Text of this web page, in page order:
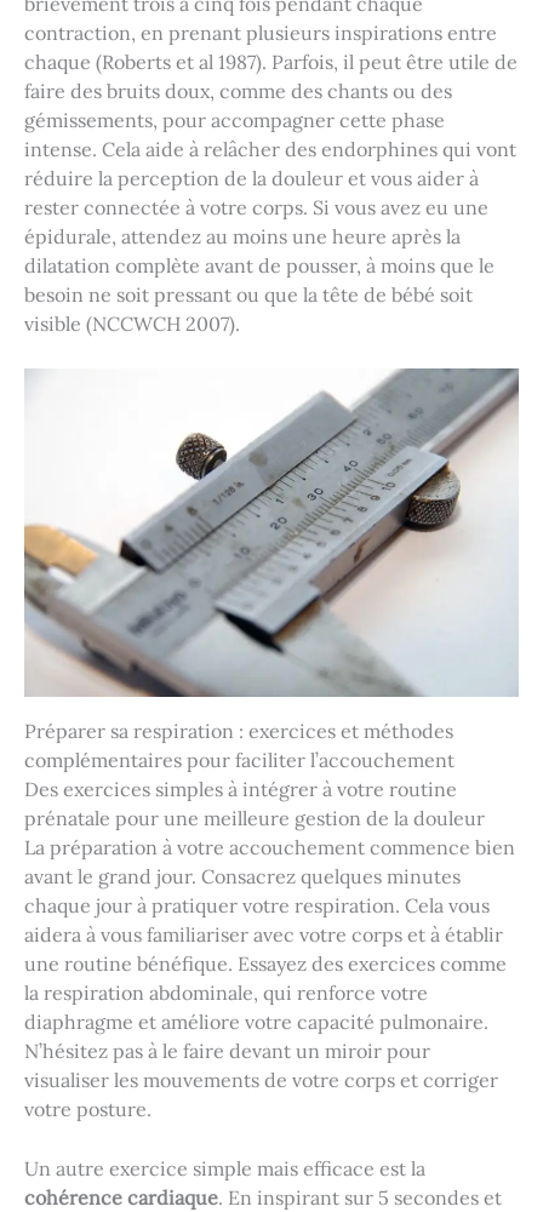
contraction, en prenant plusieurs inspirations entre
chaque (Roberts et al 1987). Parfois, il peut être utile de
faire des bruits doux, comme des chants ou des
gémissements, pour accompagner cette phase
intense. Cela aide à relâcher des endorphines qui vont
réduire la perception de la douleur et vous aider à
rester connectée à votre corps. Si vous avez eu une
épidurale, attendez au moins une heure après la
dilatation complète avant de pousser, à moins que le
besoin ne soit pressant ou que la tête de bébé soit
visible (NCCWCH 2007).
Préparer sa respiration : exercices et méthodes
complémentaires pour faciliter l’accouchement
Des exercices simples à intégrer à votre routine
prénatale pour une meilleure gestion de la douleur
La préparation à votre accouchement commence bien
avant le grand jour. Consacrez quelques minutes
chaque jour à pratiquer votre respiration. Cela vous
aidera à vous familiariser avec votre corps et à établir
une routine bénéfique. Essayez des exercices comme
la respiration abdominale, qui renforce votre
diaphragme et améliore votre capacité pulmonaire.
N’hésitez pas à le faire devant un miroir pour
visualiser les mouvements de votre corps et corriger
votre posture.
Un autre exercice simple mais efficace est la
cohérence cardiaque. En inspirant sur 5 secondes et